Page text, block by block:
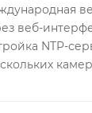
веб-
NTP-